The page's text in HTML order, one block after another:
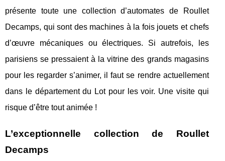
présente toute une collection d’automates de Roullet
Decamps, qui sont des machines à la fois jouets et chefs
d’œuvre mécaniques ou électriques. Si autrefois, les
parisiens se pressaient à la vitrine des grands magasins
pour les regarder s’animer, il faut se rendre actuellement
dans le département du Lot pour les voir. Une visite qui
risque d’être tout animée !
L’exceptionnelle collection de Roullet
Decamps